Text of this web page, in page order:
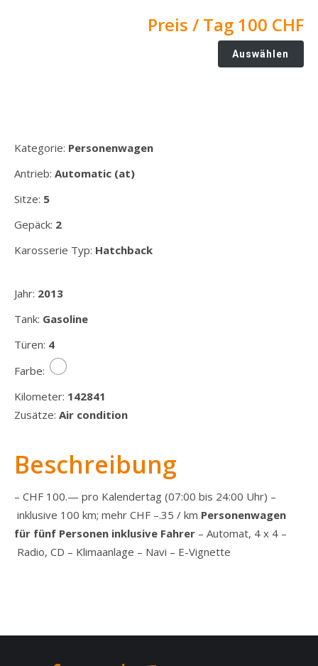
Preis / Tag 100 CHF
Auswählen
Kategorie: Personenwagen
Antrieb: Automatic (at)
Sitze: 5
Gepäck: 2
Karosserie Typ: Hatchback
Jahr: 2013
Tank: Gasoline
Türen: 4
Farbe:
Kilometer: 142841
Zusätze: Air condition
Beschreibung
– CHF 100.— pro Kalendertag (07:00 bis 24:00 Uhr) –
inklusive 100 km; mehr CHF –.35 / km Personenwagen
für fünf Personen inklusive Fahrer – Automat, 4 x 4 –
Radio, CD – Klimaanlage – Navi – E-Vignette